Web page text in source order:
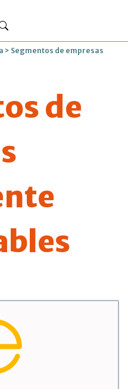
> Segmentos de empresas
de